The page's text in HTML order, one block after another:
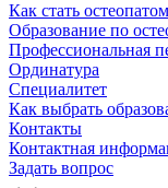
Как стать остеопатом
Образование по
Профессиональная
Ординатура
Специалитет
Как выбрать
Контакты
Контактная
Задать вопрос